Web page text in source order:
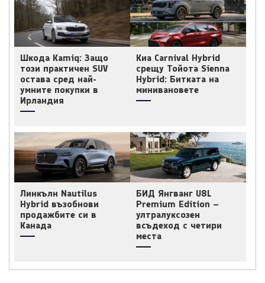
Шкода Kamiq: Защо
този практичен SUV
остава сред най-
умните покупки в
Ирландия
Киа Carnival Hybrid
срещу Тойота Sienna
Hybrid: Битката на
минивановете
Линкълн Nautilus
Hybrid възобнови
продажбите си в
Канада
БИД Янгванг U8L
Premium Edition –
ултралуксозен
всъдеход с четири
места